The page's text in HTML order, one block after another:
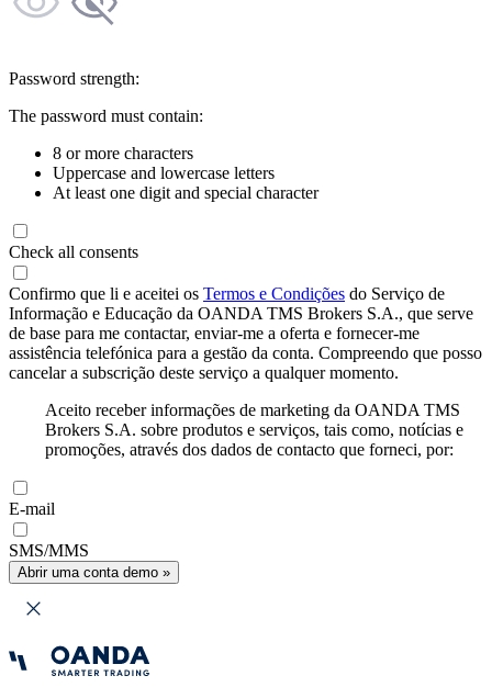
Password strength:
The password must contain:
8 or more characters
Uppercase and lowercase letters
At least one digit and special character
Check all consents
Confirmo que li e aceitei os Termos e Condições do Serviço de
Informação e Educação da OANDA TMS Brokers S.A., que serve
de base para me contactar, enviar-me a oferta e fornecer-me
assistência telefónica para a gestão da conta. Compreendo que posso
cancelar a subscrição deste serviço a qualquer momento.
Aceito receber informações de marketing da OANDA TMS
Brokers S.A. sobre produtos e serviços, tais como, notícias e
promoções, através dos dados de contacto que forneci, por:
E-mail
SMS/MMS
Abrir uma conta demo »